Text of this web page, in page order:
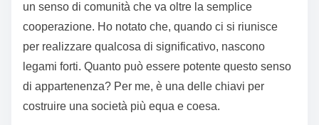
un senso di comunità che va oltre la semplice
cooperazione. Ho notato che, quando ci si riunisce
per realizzare qualcosa di significativo, nascono
legami forti. Quanto può essere potente questo senso
di appartenenza? Per me, è una delle chiavi per
costruire una società più equa e coesa.